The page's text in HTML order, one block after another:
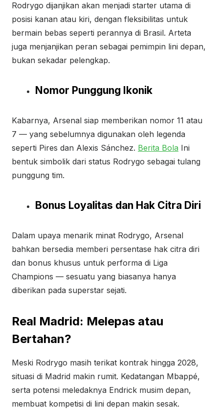
Rodrygo dijanjikan akan menjadi starter utama di
posisi kanan atau kiri, dengan fleksibilitas untuk
bermain bebas seperti perannya di Brasil. Arteta
juga menjanjikan peran sebagai pemimpin lini depan,
bukan sekadar pelengkap.
Nomor Punggung Ikonik
Kabarnya, Arsenal siap memberikan nomor 11 atau
7 — yang sebelumnya digunakan oleh legenda
seperti Pires dan Alexis Sánchez. Berita Bola Ini
bentuk simbolik dari status Rodrygo sebagai tulang
punggung tim.
Bonus Loyalitas dan Hak Citra Diri
Dalam upaya menarik minat Rodrygo, Arsenal
bahkan bersedia memberi persentase hak citra diri
dan bonus khusus untuk performa di Liga
Champions — sesuatu yang biasanya hanya
diberikan pada superstar sejati.
Real Madrid: Melepas atau
Bertahan?
Meski Rodrygo masih terikat kontrak hingga 2028,
situasi di Madrid makin rumit. Kedatangan Mbappé,
serta potensi meledaknya Endrick musim depan,
membuat kompetisi di lini depan makin sesak.